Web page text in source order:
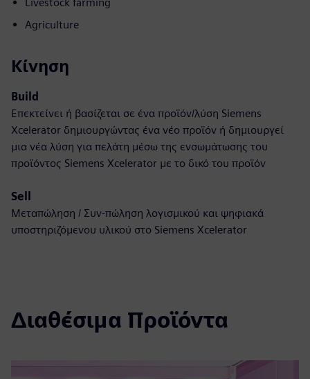
Agriculture
Κίνηση
Build
Επεκτείνει ή βασίζεται σε ένα προϊόν/λύση Siemens
Xcelerator δημιουργώντας ένα νέο προϊόν ή δημιουργεί
μια νέα λύση για πελάτη μέσω της ενσωμάτωσης του
προϊόντος Siemens Xcelerator με το δικό του προϊόν
Sell
Μεταπώληση / Συν-πώληση λογισμικού και ψηφιακά
υποστηριζόμενου υλικού στο Siemens Xcelerator
Διαθέσιμα Προϊόντα